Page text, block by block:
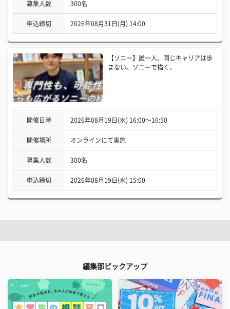
募集人数 300名
申込締切 2026年08月31日(月) 14:00
【ソニー】誰一人、同じキャリアは歩
まない。ソニーで描く、
開催日時 2026年08月19日(水) 16:00〜16:50
開催場所 オンラインにて実施
募集人数 300名
申込締切 2026年08月19日(水) 15:00
編集部ピックアップ